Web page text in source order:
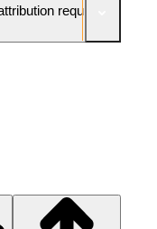
requise